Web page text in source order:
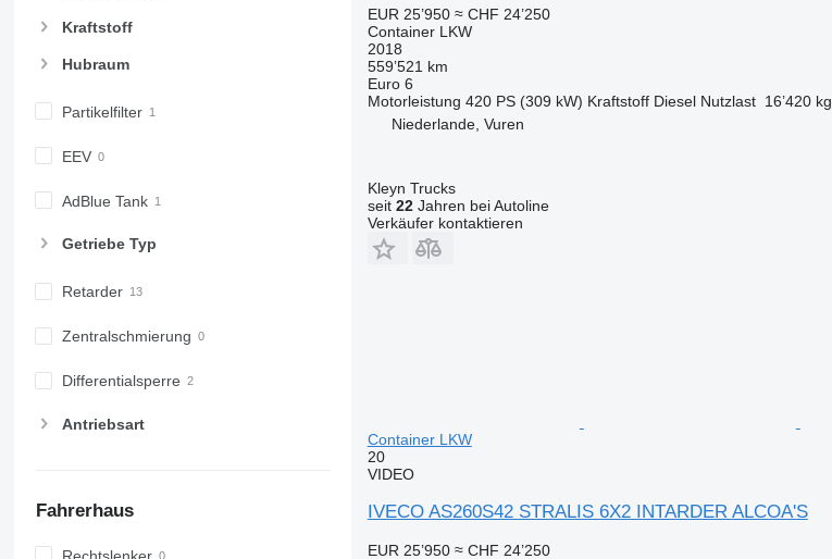
Kraftstoff
Hubraum
Partikelfilter
EEV
AdBlue Tank
Getriebe Typ
Retarder
Zentralschmierung
Differentialsperre
Antriebsart
Fahrerhaus
Rechtslenker
EUR 25’950 ≈ CHF 24’250
Container LKW
2018
559’521 km
Euro 6
Motorleistung 420 PS (309 kW) Kraftstoff Diesel Nutzlast 16’420 kg
Niederlande, Vuren
Kleyn Trucks
seit 22Jahren bei Autoline
Verkäufer kontaktieren
Container LKW
20
VIDEO
IVECO AS260S42 STRALIS 6X2 INTARDER ALCOA'S
EUR 25’950 ≈ CHF 24’250